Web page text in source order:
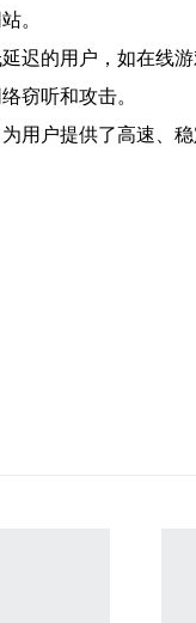
。
迟的用户，如在线游
窃听和攻击。
用户提供了高速、